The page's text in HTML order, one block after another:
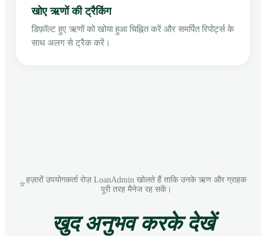
खोए ऋणों की ट्रैकिंग
डिफ़ॉल्ट हुए ऋणों को खोया हुआ चिह्नित करें और समर्पित रिपोर्ट्स के
साथ अलग से ट्रैक करें।
⭐हज़ारों उपयोगकर्ता रोज़ LoanAdmin खोलते हैं ताकि उनके ऋण और ग्राहक
पूरी तरह मैनेज रह सकें।
खुद अनुभव करके देखें